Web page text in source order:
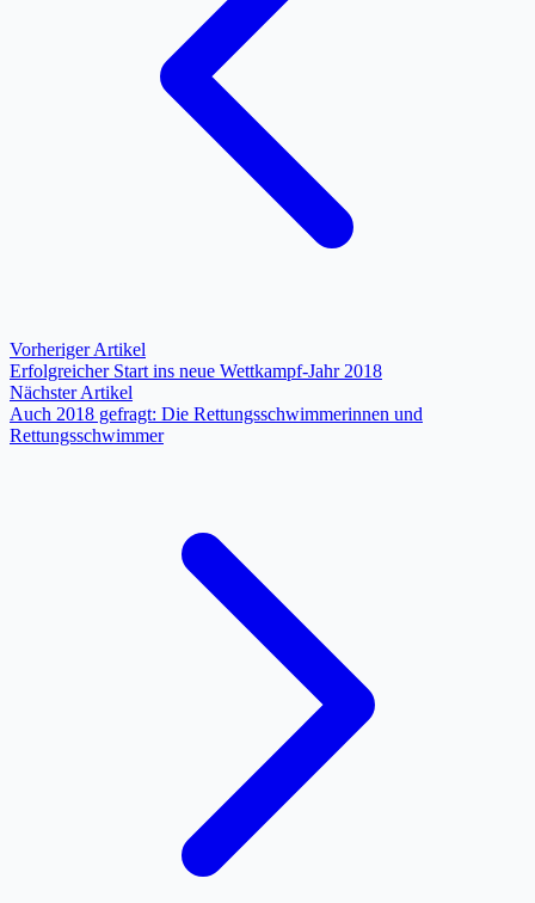
Vorheriger Artikel
Erfolgreicher Start ins neue Wettkampf-Jahr 2018
Nächster Artikel
Auch 2018 gefragt: Die Rettungsschwimmerinnen und
Rettungsschwimmer